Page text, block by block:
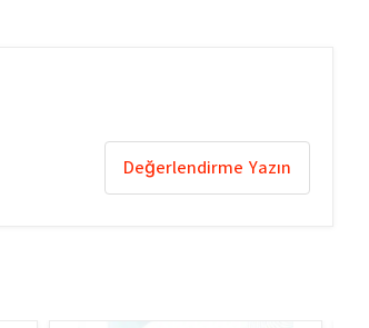
Değerlendirme Yazın